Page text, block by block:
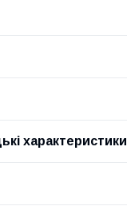
характеристики